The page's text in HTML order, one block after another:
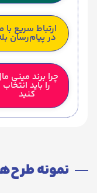
ارتباط سریع با
در پیام‌رسان
چرا برند مینی
را باید انتخاب
کنید
نمونه